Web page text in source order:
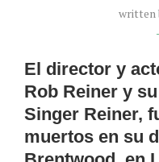
written
El director y
Rob Reiner y
Singer Reiner,
muertos en su